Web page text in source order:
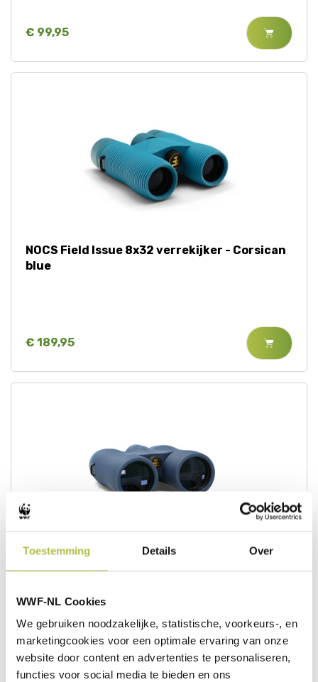
Toestemming Details Over
WWF-NL Cookies
We gebruiken noodzakelijke, statistische, voorkeurs-, en
marketingcookies voor een optimale ervaring van onze
website door content en advertenties te personaliseren,
functies voor social media te bieden en ons
€ 99,95
NOCS Field Issue 8x32 verrekijker - Corsican
blue
€ 189,95
NOCS Field Issue 8x42 verrekijker - Eddy blue
€ 224,95